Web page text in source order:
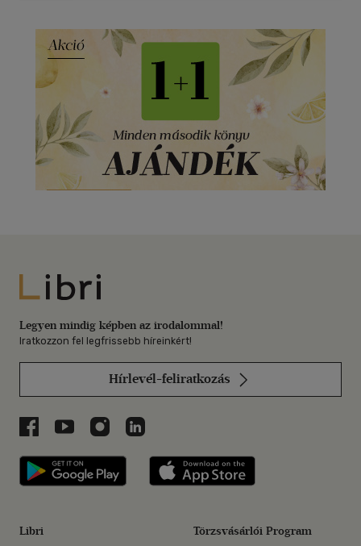
Libri
Legyen mindig képben az irodalommal!
Iratkozzon fel legfrissebb híreinkért!
Hírlevél-feliratkozás
Libri a Facebookon
Libri a Youtube-on
Libri az Instagramon
Libri a LinkedInen
Libri applikáció Szerezd meg: Google
Libri Törzsvásárlói Program